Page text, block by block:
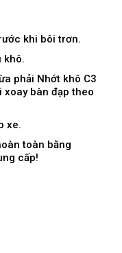
khi bôi trơn.
khô.
phải Nhớt khô C3
xoay bàn đạp theo
xe.
toàn bằng
cấp!